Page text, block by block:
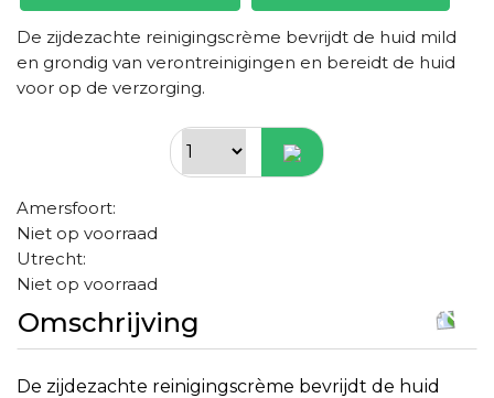
De zijdezachte reinigingscrème bevrijdt de huid mild
en grondig van verontreinigingen en bereidt de huid
voor op de verzorging.
Amersfoort:
Niet op voorraad
Utrecht:
Niet op voorraad
Omschrijving
De zijdezachte reinigingscrème bevrijdt de huid